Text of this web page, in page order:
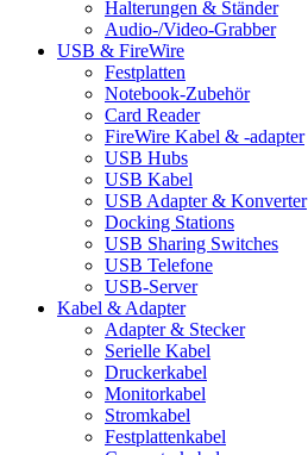
Halterungen & Ständer
Audio-/Video-Grabber
USB & FireWire
Festplatten
Notebook-Zubehör
Card Reader
FireWire Kabel & -adapter
USB Hubs
USB Kabel
USB Adapter & Konverter
Docking Stations
USB Sharing Switches
USB Telefone
USB-Server
Kabel & Adapter
Adapter & Stecker
Serielle Kabel
Druckerkabel
Monitorkabel
Stromkabel
Festplattenkabel